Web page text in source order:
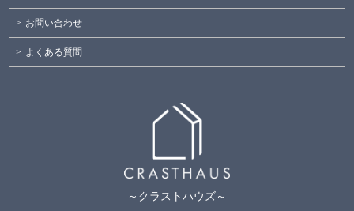
お問い合わせ
よくある質問
～クラストハウズ～